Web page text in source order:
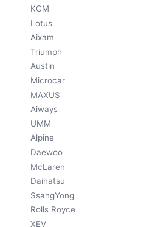
KGM
Lotus
Aixam
Triumph
Austin
Microcar
MAXUS
Aiways
UMM
Alpine
Daewoo
McLaren
Daihatsu
SsangYong
Rolls Royce
XEV